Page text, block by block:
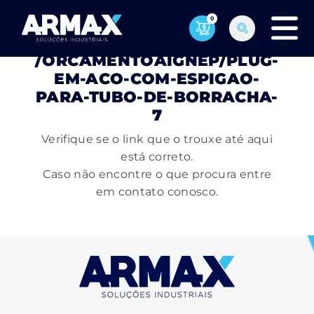
0
PÁGINA NÃO ENCONTRADA
/ORCAMENTOAIGNEP/PLUG-
EM-ACO-COM-ESPIGAO-
PARA-TUBO-DE-BORRACHA-
7
Verifique se o link que o trouxe até aqui
está correto.
Caso não encontre o que procura entre
em contato conosco.